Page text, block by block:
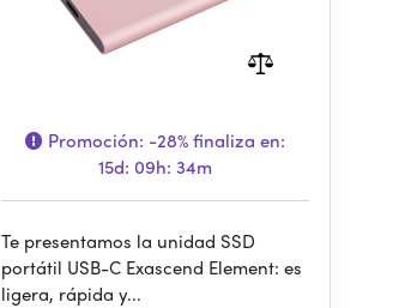
Promoción: -28%finaliza en:
15d: 09h: 34m
Te presentamos la unidad SSD
portátil USB-C Exascend Element: es
ligera, rápida y...